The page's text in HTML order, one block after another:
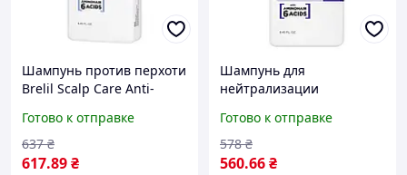
Шампунь против перхоти
Brelil Scalp Care Anti-
original
Готово к отправке
617.89₴
637 ₴
Шампунь для
нейтрализации
Yellow Shampoo Silver
Blonde 250 мл
Готово к отправке
560.66₴
578 ₴